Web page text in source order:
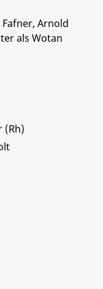
Fafner, Arnold
als Wotan
(Rh)